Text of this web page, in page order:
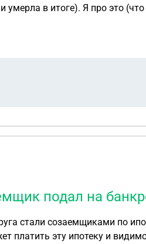
в итоге). Я про это
подал на
стали созаемщиками по
платить эту ипотеку и